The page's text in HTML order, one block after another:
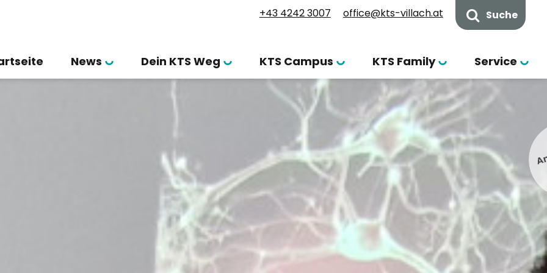
+43 4242 3007 office@kts-villach.at Suche
News Dein KTS Weg KTS Campus KTS Family Service